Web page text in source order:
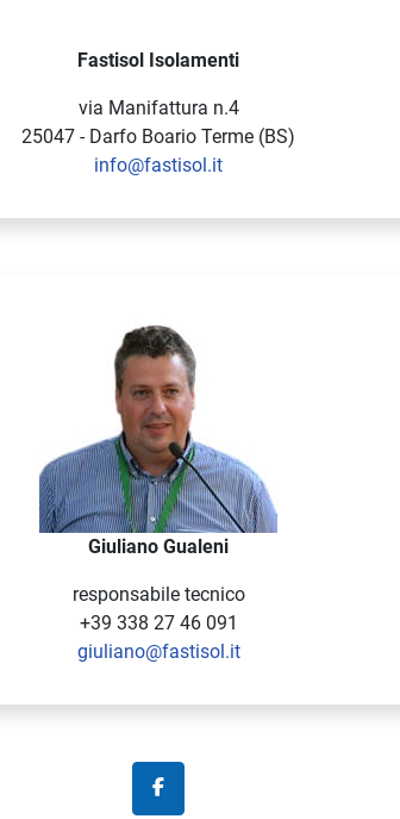
Fastisol Isolamenti
via Manifattura n.4
25047 - Darfo Boario Terme (BS)
info@fastisol.it
Giuliano Gualeni
responsabile tecnico
+39 338 27 46 091
giuliano@fastisol.it